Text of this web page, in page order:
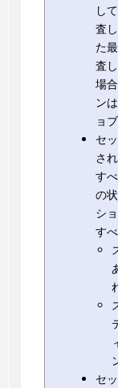
し
査
た
査
場
ン
ョ
セ
さ
す
の
シ
す
セ